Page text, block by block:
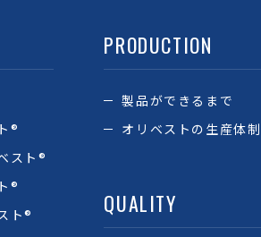
®
スト®
®
ト®
PRODUCTION
製品ができるまで
オリベストの生産体制
QUALITY